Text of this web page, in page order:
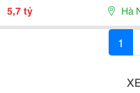
Trung. +
5,7 tỷ Hà
1